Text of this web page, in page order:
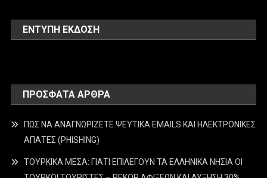
ΕΝΤΥΠΗ ΕΚΔΟΣΗ
ΠΡΌΣΦΑΤΑ ΆΡΘΡΑ
ΠΩΣ ΝΑ ΑΝΑΓΝΩΡΙΖΕΤΕ ΨΕΥΤΙΚΑ EMAILS ΚΑΙ ΗΛΕΚΤΡΟΝΙΚΕΣ
ΑΠΑΤΕΣ (PHISHING)
ΤΟΥΡΚΙΚΑ ΜΕΣΑ: ΓΙΑΤΙ ΕΠΙΛΕΓΟΥΝ ΤΑ ΕΛΛΗΝΙΚΑ ΝΗΣΙΑ ΟΙ